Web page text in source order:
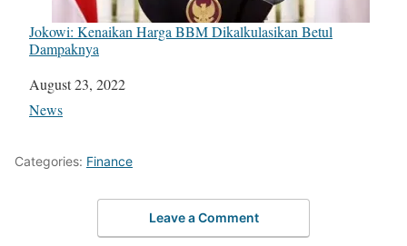
Jokowi: Kenaikan Harga BBM Dikalkulasikan Betul
Dampaknya
Date
August 23, 2022
In relation to
News
Categories: Finance
Leave a Comment